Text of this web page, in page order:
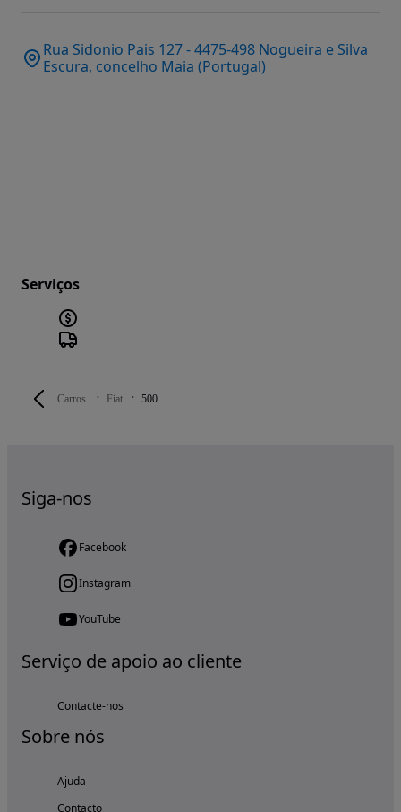
Carros Fiat 500
Rua Sidonio Pais 127 - 4475-498 Nogueira e Silva
Escura, concelho Maia (Portugal)
Serviços
Siga-nos
Facebook
Instagram
YouTube
Serviço de apoio ao cliente
Contacte-nos
Sobre nós
Ajuda
Contacto